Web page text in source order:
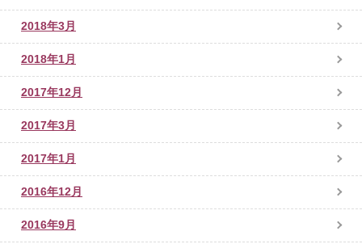
2018年3月
2018年1月
2017年12月
2017年3月
2017年1月
2016年12月
2016年9月